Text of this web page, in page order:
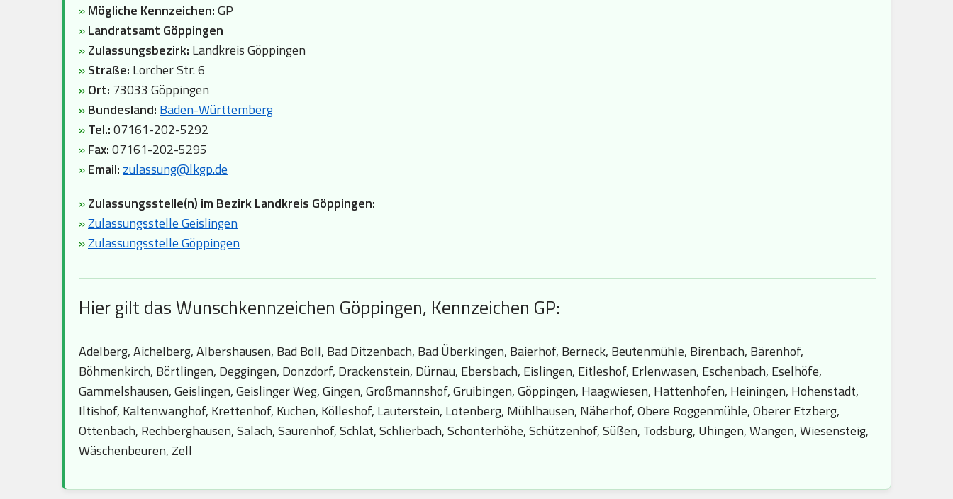
»Mögliche Kennzeichen:GP
»Landratsamt Göppingen
»Zulassungsbezirk: Landkreis Göppingen
»Straße: Lorcher Str. 6
»Ort: 73033 Göppingen
»Bundesland: Baden-Württemberg
»Tel.:07161-202-5292
»Fax:07161-202-5295
»Email: zulassung@lkgp.de
»Zulassungsstelle(n) im Bezirk Landkreis Göppingen:
»Zulassungsstelle Geislingen
»Zulassungsstelle Göppingen
Hier gilt das Wunschkennzeichen Göppingen, Kennzeichen GP:
Adelberg, Aichelberg, Albershausen, Bad Boll, Bad Ditzenbach, Bad Überkingen, Baierhof, Berneck, Beutenmühle, Birenbach, Bärenhof,
Böhmenkirch, Börtlingen, Deggingen, Donzdorf, Drackenstein, Dürnau, Ebersbach, Eislingen, Eitleshof, Erlenwasen, Eschenbach, Eselhöfe,
Gammelshausen, Geislingen, Geislinger Weg, Gingen, Großmannshof, Gruibingen, Göppingen, Haagwiesen, Hattenhofen, Heiningen, Hohenstadt,
Iltishof, Kaltenwanghof, Krettenhof, Kuchen, Kölleshof, Lauterstein, Lotenberg, Mühlhausen, Näherhof, Obere Roggenmühle, Oberer Etzberg,
Ottenbach, Rechberghausen, Salach, Saurenhof, Schlat, Schlierbach, Schonterhöhe, Schützenhof, Süßen, Todsburg, Uhingen, Wangen, Wiesensteig,
Wäschenbeuren, Zell